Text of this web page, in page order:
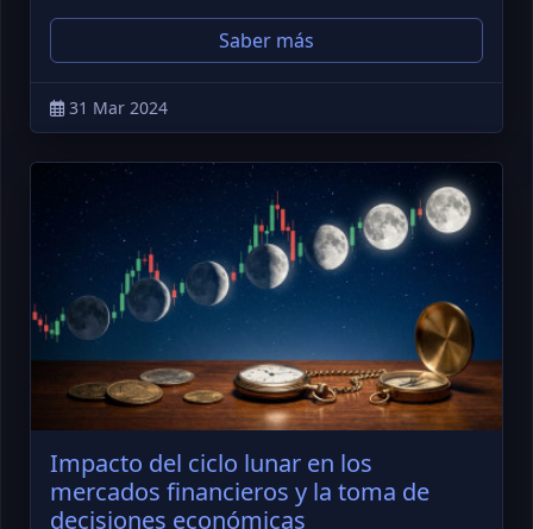
Saber más
31 Mar 2024
Impacto del ciclo lunar en los
mercados financieros y la toma de
decisiones económicas